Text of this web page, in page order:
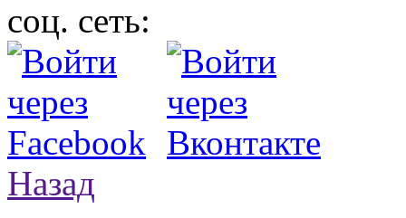
соц. сеть:
Назад